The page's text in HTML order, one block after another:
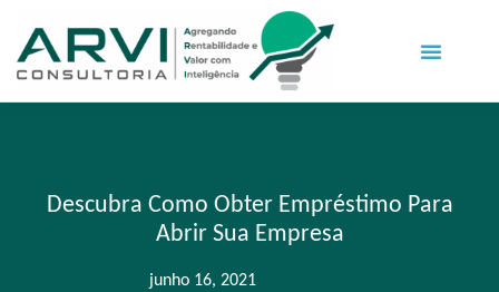
Descubra Como Obter Empréstimo Para
Abrir Sua Empresa
junho 16, 2021